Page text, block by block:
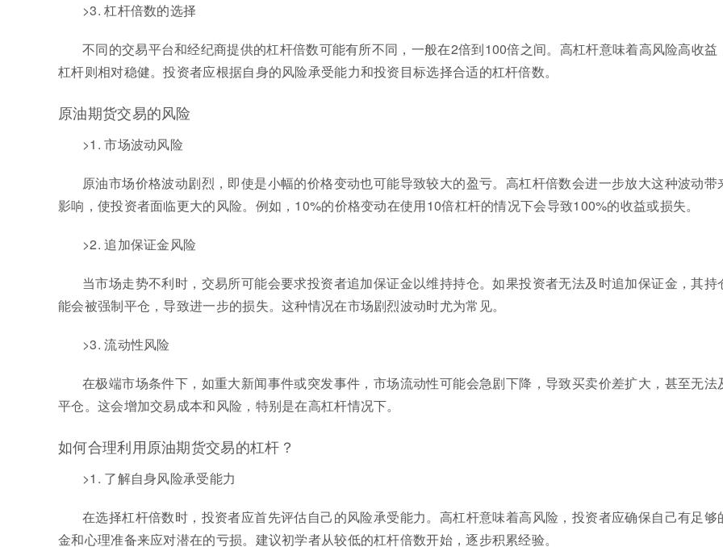
>3. 杠杆倍数的选择
不同的交易平台和经纪商提供的杠杆倍数可能有所不同，一般在2倍到100倍之间。高杠杆意味着高风险高收益
杠杆则相对稳健。投资者应根据自身的风险承受能力和投资目标选择合适的杠杆倍数。
原油期货交易的风险
>1. 市场波动风险
原油市场价格波动剧烈，即使是小幅的价格变动也可能导致较大的盈亏。高杠杆倍数会进一步放大这种波动带
影响，使投资者面临更大的风险。例如，10%的价格变动在使用10倍杠杆的情况下会导致100%的收益或损失。
>2. 追加保证金风险
当市场走势不利时，交易所可能会要求投资者追加保证金以维持持仓。如果投资者无法及时追加保证金，其持
能会被强制平仓，导致进一步的损失。这种情况在市场剧烈波动时尤为常见。
>3. 流动性风险
在极端市场条件下，如重大新闻事件或突发事件，市场流动性可能会急剧下降，导致买卖价差扩大，甚至无法
平仓。这会增加交易成本和风险，特别是在高杠杆情况下。
如何合理利用原油期货交易的杠杆？
>1. 了解自身风险承受能力
在选择杠杆倍数时，投资者应首先评估自己的风险承受能力。高杠杆意味着高风险，投资者应确保自己有足够
金和心理准备来应对潜在的亏损。建议初学者从较低的杠杆倍数开始，逐步积累经验。